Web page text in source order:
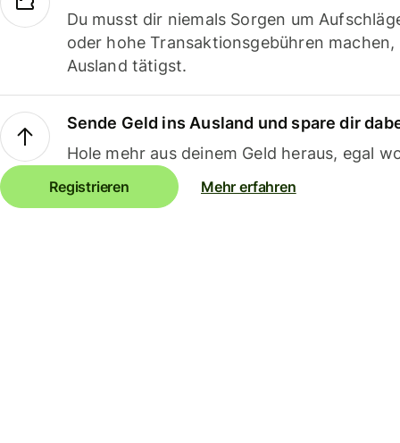
Du musst dir niemals Sorgen um
oder hohe Transaktionsgebühren
Ausland tätigst.
Sende Geld ins Ausland und spare dir
Hole mehr aus deinem Geld heraus, egal
Registrieren Mehr erfahren